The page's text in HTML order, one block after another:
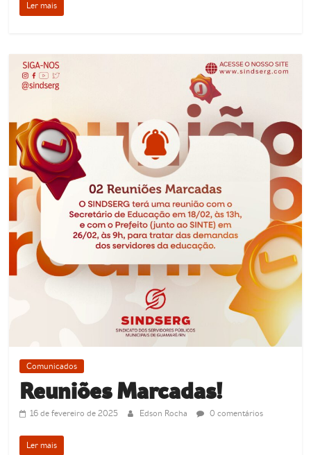
Ler mais
Comunicados
Reuniões Marcadas!
16 de fevereiro de 2025 Edson Rocha 0 comentários
Ler mais